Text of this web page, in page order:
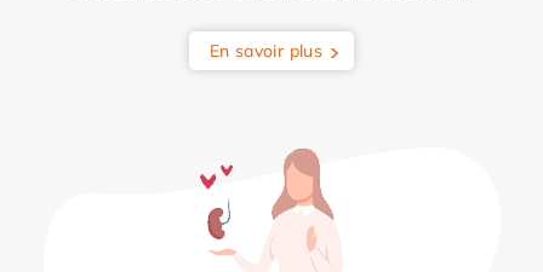
En savoir plus